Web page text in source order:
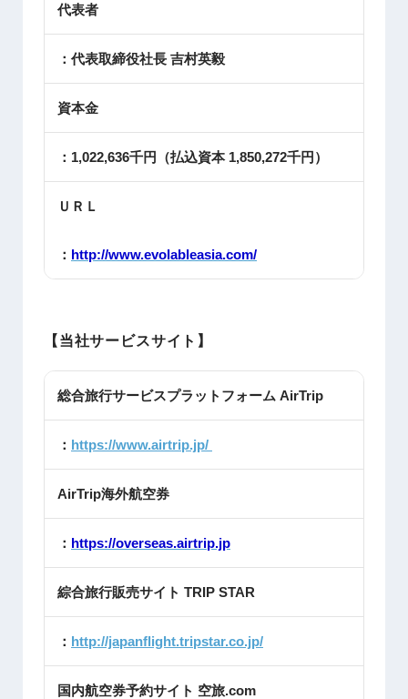
代表者
：代表取締役社長 吉村英毅
資本金
：1,022,636千円（払込資本 1,850,272千円）
ＵＲＬ
： http://www.evolableasia.com/
【当社サービスサイト】
総合旅行サービスプラットフォーム AirTrip
： https://www.airtrip.jp/
AirTrip海外航空券
： https://overseas.airtrip.jp
綜合旅行販売サイト TRIP STAR
： http://japanflight.tripstar.co.jp/
国内航空券予約サイト 空旅.com